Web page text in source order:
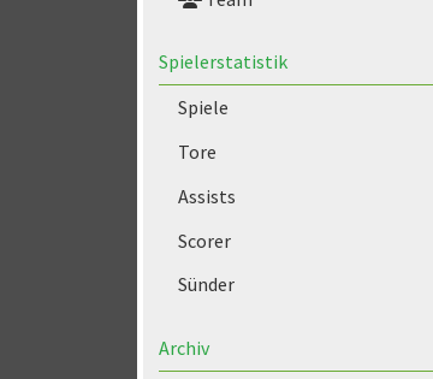
Spielerstatistik
Spiele
Tore
Assists
Scorer
Sünder
Archiv